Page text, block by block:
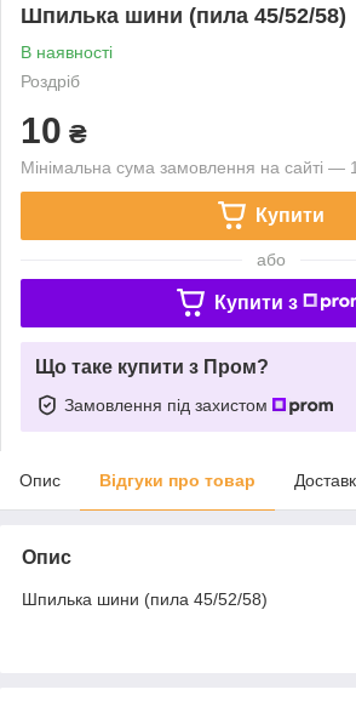
Шпилька шини (пила 45/52/58)
В наявності
Роздріб
10 ₴
Мінімальна сума замовлення на сайті —
Купити
або
Купити з
Що таке купити з Пром?
Замовлення під захистом
Опис Відгуки про товар
Опис
Шпилька шини (пила 45/52/58)